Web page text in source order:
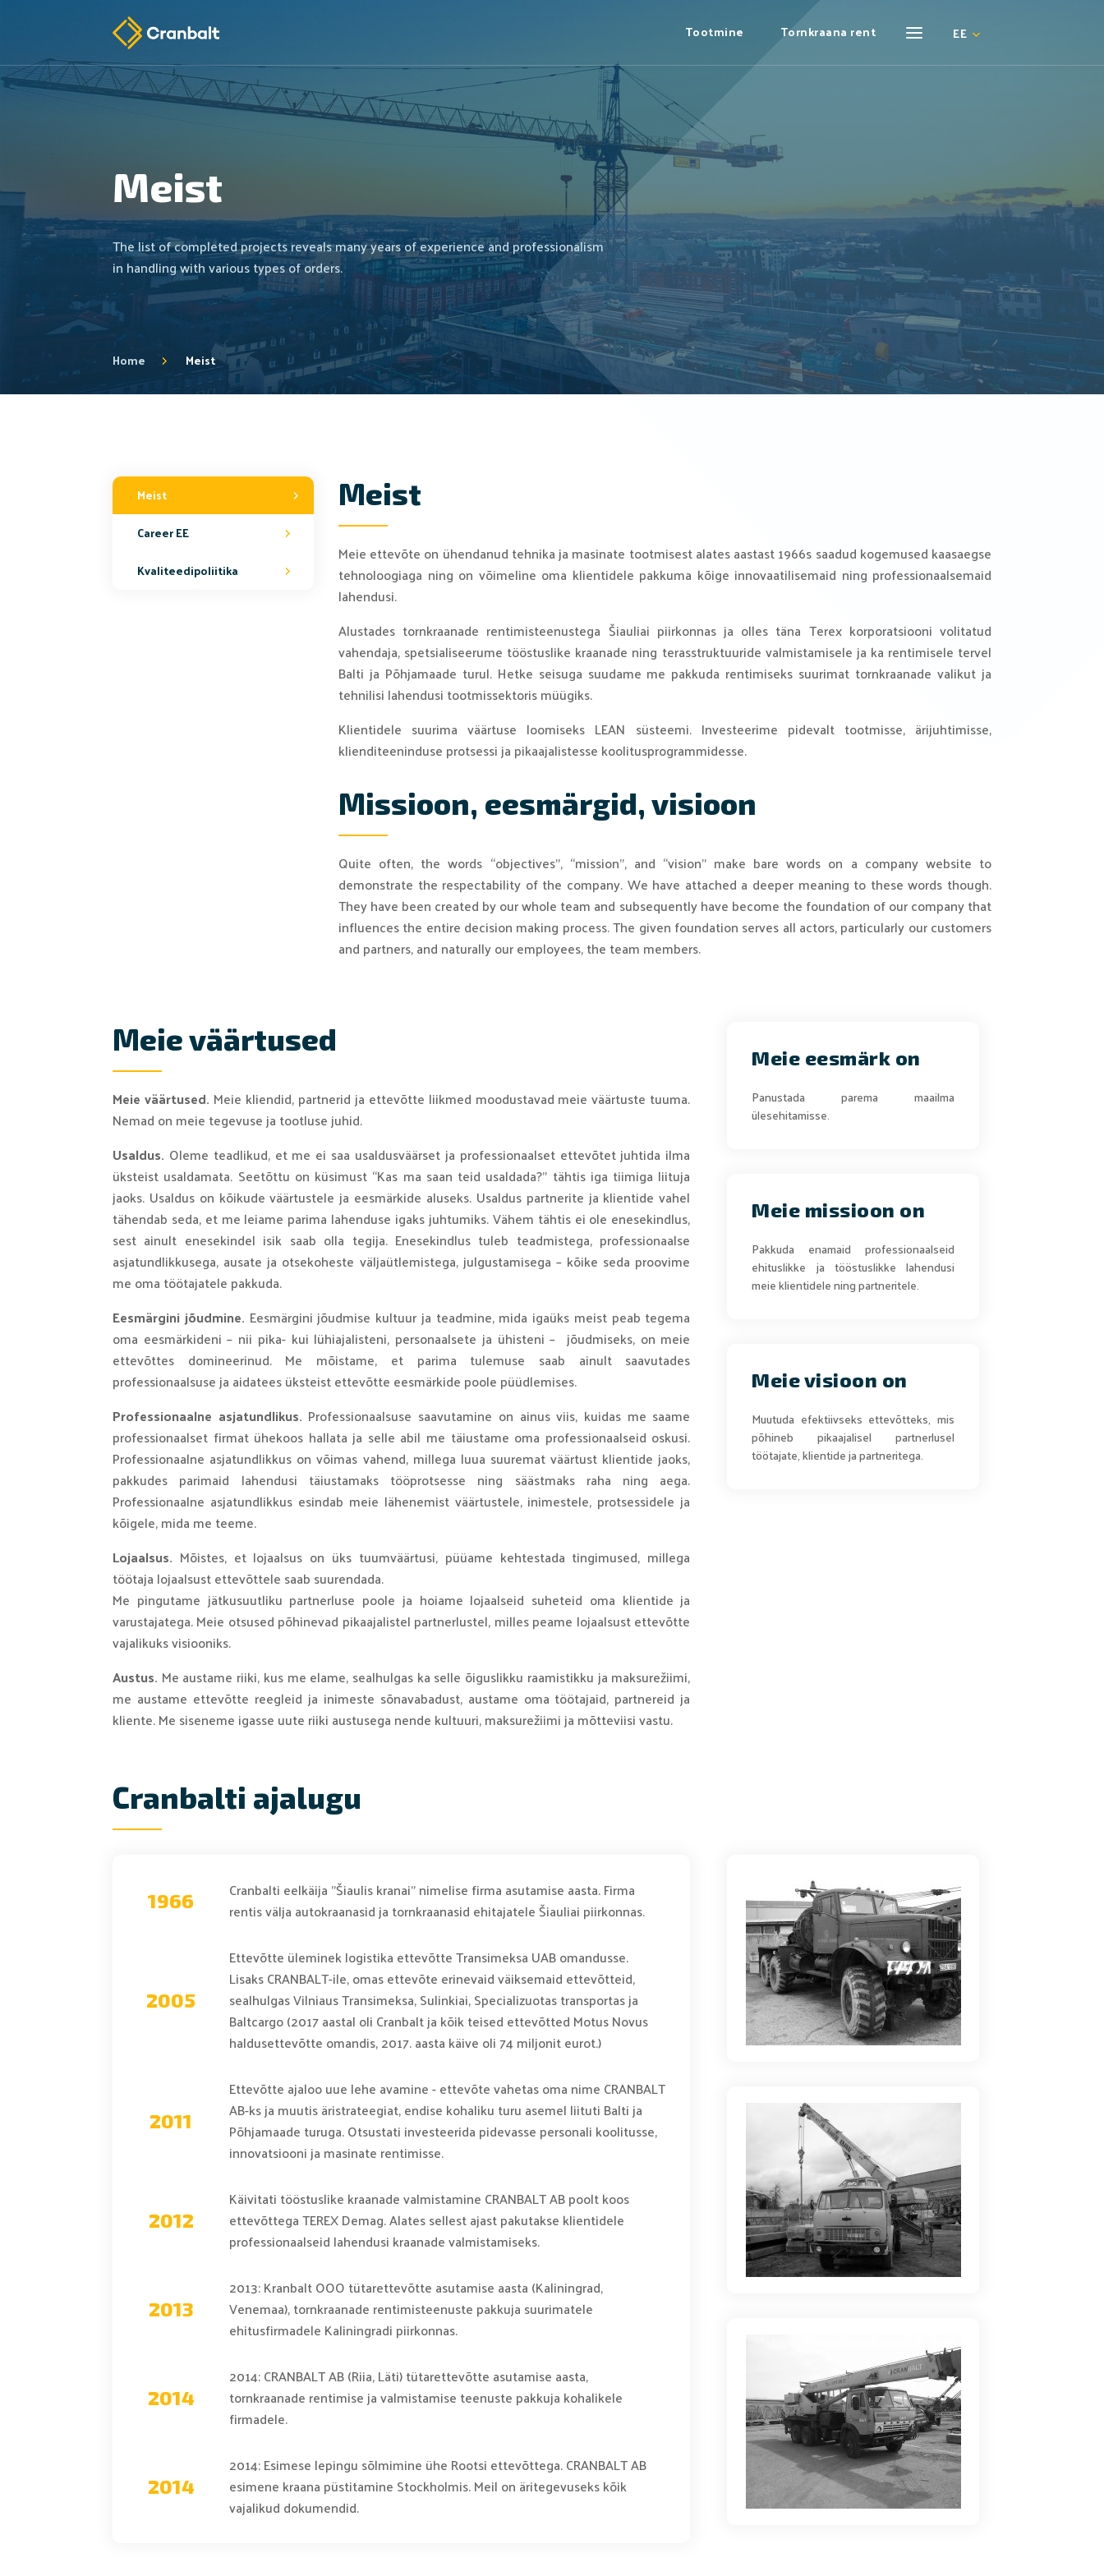
Tootmine Tornkraana rent EE
Meist
The list of completed projects reveals many years of experience and professionalism
in handling with various types of orders.
Home Meist
Meist
Career EE
Kvaliteedipoliitika
Meist
Meie ettevõte on ühendanud tehnika ja masinate tootmisest alates aastast 1966s saadud kogemused kaasaegse
tehnoloogiaga ning on võimeline oma klientidele pakkuma kõige innovaatilisemaid ning professionaalsemaid
lahendusi.
Alustades tornkraanade rentimisteenustega Šiauliai piirkonnas ja olles täna Terex korporatsiooni volitatud
vahendaja, spetsialiseerume tööstuslike kraanade ning terasstruktuuride valmistamisele ja ka rentimisele tervel
Balti ja Põhjamaade turul. Hetke seisuga suudame me pakkuda rentimiseks suurimat tornkraanade valikut ja
tehnilisi lahendusi tootmissektoris müügiks.
Klientidele suurima väärtuse loomiseks LEAN süsteemi. Investeerime pidevalt tootmisse, ärijuhtimisse,
klienditeeninduse protsessi ja pikaajalistesse koolitusprogrammidesse.
Missioon, eesmärgid, visioon
Quite often, the words “objectives”, “mission”, and “vision” make bare words on a company website to
demonstrate the respectability of the company. We have attached a deeper meaning to these words though.
They have been created by our whole team and subsequently have become the foundation of our company that
influences the entire decision making process. The given foundation serves all actors, particularly our customers
and partners, and naturally our employees, the team members.
Meie väärtused
Meie väärtused. Meie kliendid, partnerid ja ettevõtte liikmed moodustavad meie väärtuste tuuma.
Nemad on meie tegevuse ja tootluse juhid.
Usaldus. Oleme teadlikud, et me ei saa usaldusväärset ja professionaalset ettevõtet juhtida ilma
üksteist usaldamata. Seetõttu on küsimust “Kas ma saan teid usaldada?” tähtis iga tiimiga liituja
jaoks. Usaldus on kõikude väärtustele ja eesmärkide aluseks. Usaldus partnerite ja klientide vahel
tähendab seda, et me leiame parima lahenduse igaks juhtumiks. Vähem tähtis ei ole enesekindlus,
sest ainult enesekindel isik saab olla tegija. Enesekindlus tuleb teadmistega, professionaalse
asjatundlikkusega, ausate ja otsekoheste väljaütlemistega, julgustamisega – kõike seda proovime
me oma töötajatele pakkuda.
Eesmärgini jõudmine. Eesmärgini jõudmise kultuur ja teadmine, mida igaüks meist peab tegema
oma eesmärkideni – nii pika- kui lühiajalisteni, personaalsete ja ühisteni – jõudmiseks, on meie
ettevõttes domineerinud. Me mõistame, et parima tulemuse saab ainult saavutades
professionaalsuse ja aidatees üksteist ettevõtte eesmärkide poole püüdlemises.
Professionaalne asjatundlikus. Professionaalsuse saavutamine on ainus viis, kuidas me saame
professionaalset firmat ühekoos hallata ja selle abil me täiustame oma professionaalseid oskusi.
Professionaalne asjatundlikkus on võimas vahend, millega luua suuremat väärtust klientide jaoks,
pakkudes parimaid lahendusi täiustamaks tööprotsesse ning säästmaks raha ning aega.
Professionaalne asjatundlikkus esindab meie lähenemist väärtustele, inimestele, protsessidele ja
kõigele, mida me teeme.
Lojaalsus. Mõistes, et lojaalsus on üks tuumväärtusi, püüame kehtestada tingimused, millega
töötaja lojaalsust ettevõttele saab suurendada.
Me pingutame jätkusuutliku partnerluse poole ja hoiame lojaalseid suheteid oma klientide ja
varustajatega. Meie otsused põhinevad pikaajalistel partnerlustel, milles peame lojaalsust ettevõtte
vajalikuks visiooniks.
Austus. Me austame riiki, kus me elame, sealhulgas ka selle õiguslikku raamistikku ja maksurežiimi,
me austame ettevõtte reegleid ja inimeste sõnavabadust, austame oma töötajaid, partnereid ja
kliente. Me siseneme igasse uute riiki austusega nende kultuuri, maksurežiimi ja mõtteviisi vastu.
Meie eesmärk on
Panustada parema maailma
ülesehitamisse.
Meie missioon on
Pakkuda enamaid professionaalseid
ehituslikke ja tööstuslikke lahendusi
meie klientidele ning partneritele.
Meie visioon on
Muutuda efektiivseks ettevõtteks, mis
põhineb pikaajalisel partnerlusel
töötajate, klientide ja partneritega.
Cranbalti ajalugu
1966
Cranbalti eelkäija "Šiaulis kranai" nimelise firma asutamise aasta. Firma
rentis välja autokraanasid ja tornkraanasid ehitajatele Šiauliai piirkonnas.
2005
Ettevõtte üleminek logistika ettevõtte Transimeksa UAB omandusse.
Lisaks CRANBALT-ile, omas ettevõte erinevaid väiksemaid ettevõtteid,
sealhulgas Vilniaus Transimeksa, Sulinkiai, Specializuotas transportas ja
Baltcargo (2017 aastal oli Cranbalt ja kõik teised ettevõtted Motus Novus
haldusettevõtte omandis, 2017. aasta käive oli 74 miljonit eurot.)
2011
Ettevõtte ajaloo uue lehe avamine - ettevõte vahetas oma nime CRANBALT
AB-ks ja muutis äristrateegiat, endise kohaliku turu asemel liituti Balti ja
Põhjamaade turuga. Otsustati investeerida pidevasse personali koolitusse,
innovatsiooni ja masinate rentimisse.
2012
Käivitati tööstuslike kraanade valmistamine CRANBALT AB poolt koos
ettevõttega TEREX Demag. Alates sellest ajast pakutakse klientidele
professionaalseid lahendusi kraanade valmistamiseks.
2013
2013: Kranbalt OOO tütarettevõtte asutamise aasta (Kaliningrad,
Venemaa), tornkraanade rentimisteenuste pakkuja suurimatele
ehitusfirmadele Kaliningradi piirkonnas.
2014
2014: CRANBALT AB (Riia, Läti) tütarettevõtte asutamise aasta,
tornkraanade rentimise ja valmistamise teenuste pakkuja kohalikele
firmadele.
2014
2014: Esimese lepingu sõlmimine ühe Rootsi ettevõttega. CRANBALT AB
esimene kraana püstitamine Stockholmis. Meil on äritegevuseks kõik
vajalikud dokumendid.